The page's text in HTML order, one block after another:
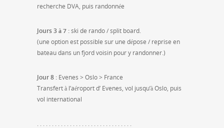
recherche DVA, puis randonnée
Jours 3 à 7 :ski de rando / split board.
(une option est possible sur une dépose / reprise en
bateau dans un fjord voisin pour y randonner.)
Jour 8 : Evenes > Oslo > France
Transfert à l’aéroport d’ Evenes, vol jusqu’à Oslo, puis
vol international
. . . . . . . . . . . . . . . . . . . . . . . . . . . . . . . .